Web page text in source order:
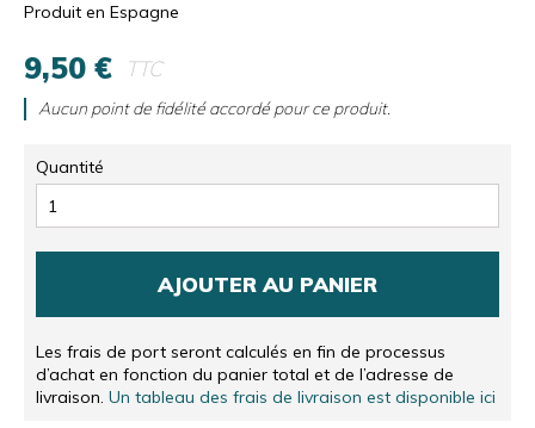
Produit en Espagne
9,50 € TTC
Aucun point de fidélité accordé pour ce produit.
Quantité
AJOUTER AU PANIER
Les frais de port seront calculés en fin de processus
d’achat en fonction du panier total et de l’adresse de
livraison. Un tableau des frais de livraison est disponible ici